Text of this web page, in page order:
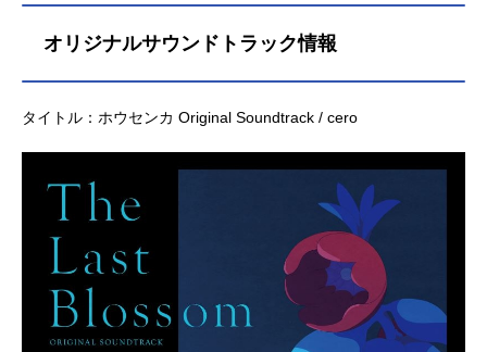
オリジナルサウンドトラック情報
タイトル：ホウセンカ Original Soundtrack / cero